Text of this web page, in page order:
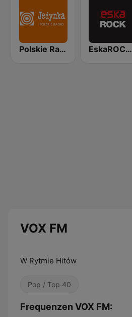
Polskie Radio Program I (PR1) Jedynka EskaROCK Warszawa
VOX FM
W Rytmie Hitów
Pop / Top 40
Frequenzen VOX FM: